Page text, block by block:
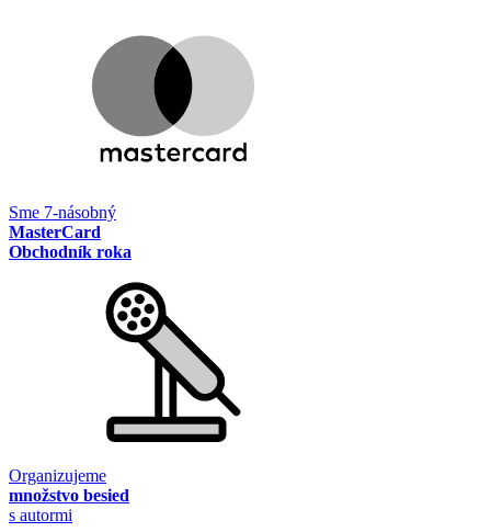
Sme 7-násobný
MasterCard
Obchodník roka
Organizujeme
množstvo besied
s autormi